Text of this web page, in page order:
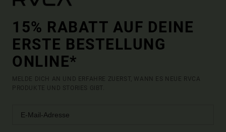
15% RABATT AUF DEINE
ERSTE BESTELLUNG
ONLINE*
MELDE DICH AN UND ERFAHRE ZUERST, WANN ES NEUE RVCA
PRODUKTE UND STORIES GIBT.